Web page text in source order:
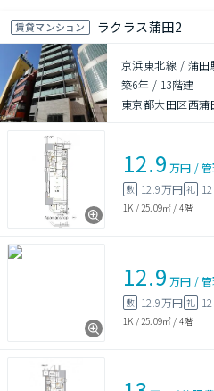
賃貸マンション ラクラス蒲田2
京浜東北線 / 蒲田
築6年 / 13階建
東京都大田区西蒲
12.9 万円 /
敷 12.9万円 礼
1K / 25.09㎡ / 4階
12.9 万円 /
敷 12.9万円 礼
1K / 25.09㎡ / 4階